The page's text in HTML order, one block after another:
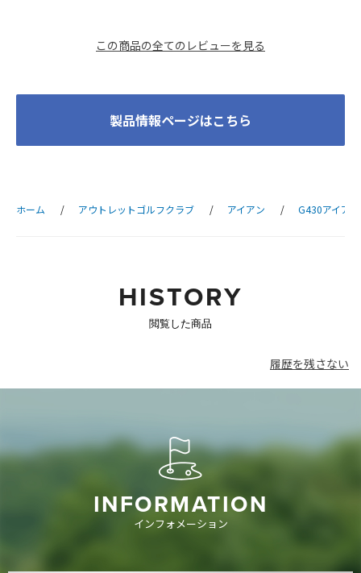
製品情報ページはこちら
に負けずに体現してくれます。そして安定した力強いインパクト
す。
ャフトにした時が1番スピンも効いてスイングスピードも出て良
いですねと勧められました。でもそれはワンサイダーji カーボン
ショットがをしたい、そのためには何が良さそうかをChatGPT
でも、ボールを力強くインパクト出来て、飛距離を出せるクラブ
この商品の全てのレビューを見る
ホーム アウトレットゴルフクラブ アイアン G430アイアン
HISTORY
閲覧した商品
履歴を残さない
INFORMATION
インフォメーション